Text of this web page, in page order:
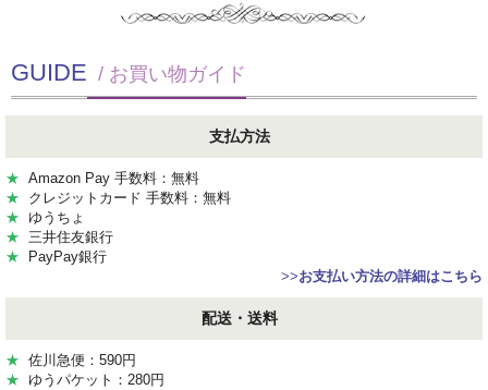
GUIDE / お買い物ガイド
支払方法
★ Amazon Pay 手数料：無料
★ クレジットカード 手数料：無料
★ ゆうちょ
★ 三井住友銀行
★ PayPay銀行
>>お支払い方法の詳細はこちら
配送・送料
★ 佐川急便：590円
★ ゆうパケット：280円